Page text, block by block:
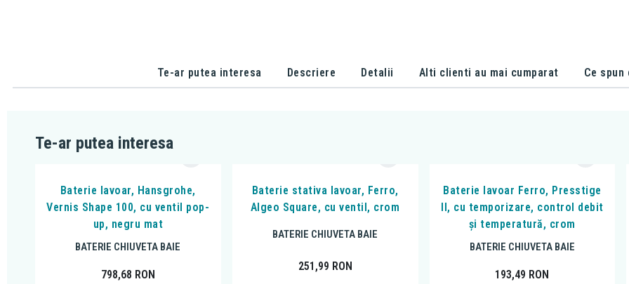
Te-ar putea interesa Descriere Detalii Alti clienti au mai cumparat Ce
Te-ar putea interesa
Baterie lavoar, Hansgrohe,
Vernis Shape 100, cu ventil pop-
up, negru mat
BATERIE CHIUVETA BAIE
798,68 RON
Baterie stativa lavoar, Ferro,
Algeo Square, cu ventil, crom
BATERIE CHIUVETA BAIE
251,99 RON
Baterie lavoar Ferro, Presstige
II, cu temporizare, control debit
și temperatură, crom
BATERIE CHIUVETA BAIE
193,49 RON